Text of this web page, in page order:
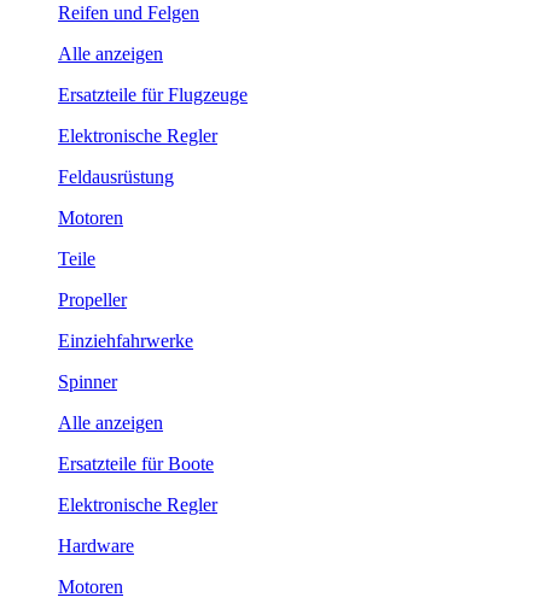
Reifen und Felgen
Alle anzeigen
Ersatzteile für Flugzeuge
Elektronische Regler
Feldausrüstung
Motoren
Teile
Propeller
Einziehfahrwerke
Spinner
Alle anzeigen
Ersatzteile für Boote
Elektronische Regler
Hardware
Motoren